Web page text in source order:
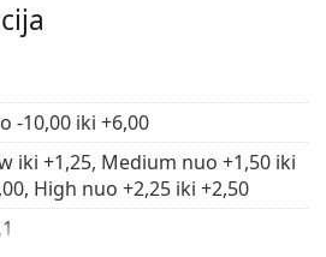
„Water Gradient“ technologija
vandens likti lęšio paviršiuje,
pagalvėlę.
orui–Silikono hidrogelis
deguonies kiekis galėtų tekėti
išlaikyti akis baltas ir sveikas.
Vienadienius lęšiusgalima
pora kiekvieną dieną.
-10,00 iki +6,00
iki +1,25, Medium nuo +1,50 iki
High nuo +2,25 iki +2,50